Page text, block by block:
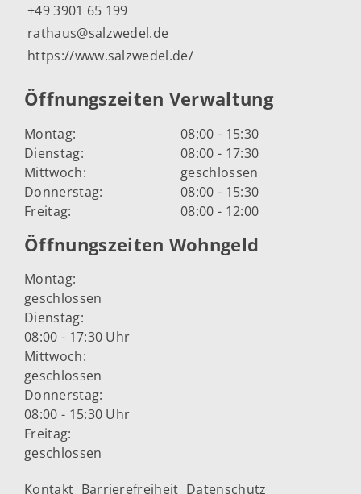
+49 3901 65 199
rathaus@salzwedel.de
https://www.salzwedel.de/
Öffnungszeiten Verwaltung
Montag:
08:00 - 15:30
Dienstag:
08:00 - 17:30
Mittwoch:
geschlossen
Donnerstag:
08:00 - 15:30
Freitag:
08:00 - 12:00
Öffnungszeiten Wohngeld
Montag:
geschlossen
Dienstag:
08:00 - 17:30 Uhr
Mittwoch:
geschlossen
Donnerstag:
08:00 - 15:30 Uhr
Freitag:
geschlossen
Kontakt Barrierefreiheit Datenschutz